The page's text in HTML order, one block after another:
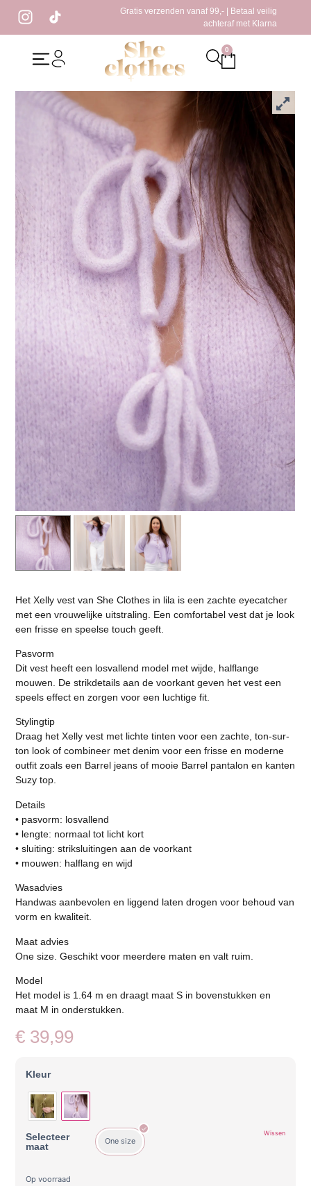
Gratis verzenden vanaf 99,- | Betaal veilig
achteraf met Klarna
0
Home/Kleding / Xelly Vest Lila
Xelly Vest Lila
Het Xelly vest van She Clothes in lila is een zachte eyecatcher
met een vrouwelijke uitstraling. Een comfortabel vest dat je look
een frisse en speelse touch geeft.
Pasvorm
Dit vest heeft een losvallend model met wijde, halflange
mouwen. De strikdetails aan de voorkant geven het vest een
speels effect en zorgen voor een luchtige fit.
Stylingtip
Draag het Xelly vest met lichte tinten voor een zachte, ton-sur-
ton look of combineer met denim voor een frisse en moderne
outfit zoals een Barrel jeans of mooie Barrel pantalon en kanten
Suzy top.
Details
• pasvorm: losvallend
• lengte: normaal tot licht kort
• sluiting: striksluitingen aan de voorkant
• mouwen: halflang en wijd
Wasadvies
Handwas aanbevolen en liggend laten drogen voor behoud van
vorm en kwaliteit.
Maat advies
One size. Geschikt voor meerdere maten en valt ruim.
Model
Het model is 1.64 m en draagt maat S in bovenstukken en
maat M in onderstukken.
€ 39,99
Kleur
Selecteer
maat
One size
Wissen
Op voorraad